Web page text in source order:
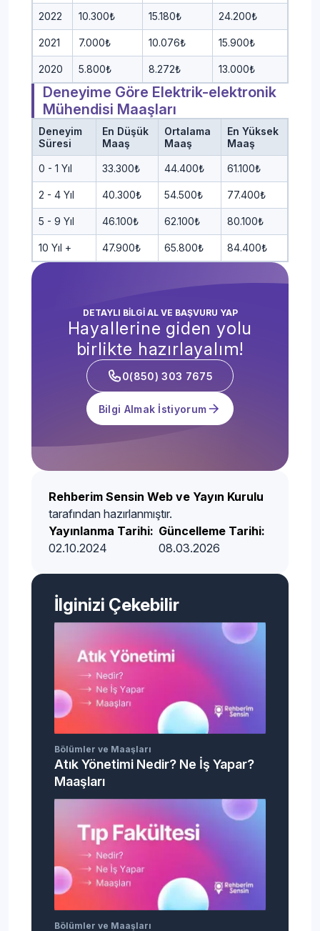
2022 10.300₺ 15.180₺ 24.200₺
2021 7.000₺ 10.076₺ 15.900₺
2020 5.800₺ 8.272₺ 13.000₺
Deneyime Göre Elektrik-elektronik
Mühendisi Maaşları
Deneyim
Süresi
En Düşük
Maaş
Ortalama
Maaş
En Yüksek
Maaş
0 - 1 Yıl 33.300₺ 44.400₺ 61.100₺
2 - 4 Yıl 40.300₺ 54.500₺ 77.400₺
5 - 9 Yıl 46.100₺ 62.100₺ 80.100₺
10 Yıl + 47.900₺ 65.800₺ 84.400₺
DETAYLI BİLGİ AL VE BAŞVURU YAP
Hayallerine giden yolu
birlikte hazırlayalım!
0(850) 303 7675
Bilgi Almak İstiyorum
Rehberim Sensin Web ve Yayın Kurulu
tarafından hazırlanmıştır.
Yayınlanma Tarihi:
02.10.2024
Güncelleme Tarihi:
08.03.2026
İlginizi Çekebilir
Bölümler ve Maaşları
Atık Yönetimi Nedir? Ne İş Yapar?
Maaşları
Bölümler ve Maaşları